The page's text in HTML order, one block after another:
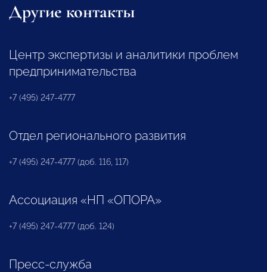
Другие контакты
Центр экспертизы и аналитики проблем
предпринимательства
+7 (495) 247-4777
Отдел регионального развития
+7 (495) 247-4777 (доб. 116, 117)
Ассоциация «НП «ОПОРА»
+7 (495) 247-4777 (доб. 124)
Пресс-служба